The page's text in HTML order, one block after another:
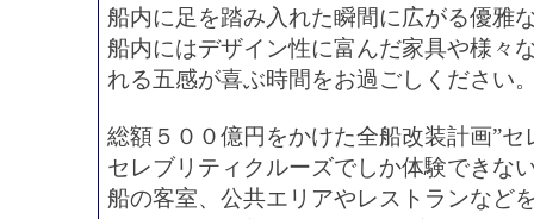
船内に足を踏み入れた瞬間に広がる優雅
船内にはデザイン性に富んだ家具や様々
れる五感が喜ぶ時間をお過ごしください
総額５００億円をかけた全船改装計画”
セレブリティクルーズでしか体験できな
船の客室、公共エリアやレストランなど